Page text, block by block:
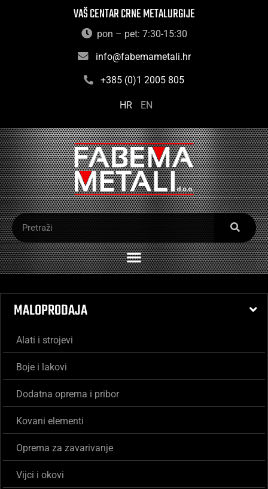
VAŠ CENTAR CRNE METALURGIJE
pon – pet: 7:30-15:30
info@fabemametali.hr
+385 (0)1 2005 805
HR EN
MALOPRODAJA
Alati i strojevi
Boje i lakovi
Dodatna oprema i pribor
Kovani elementi
Oprema za zavarivanje
Vijci i okovi